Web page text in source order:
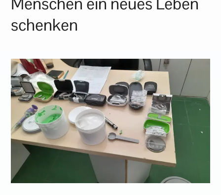
schenken